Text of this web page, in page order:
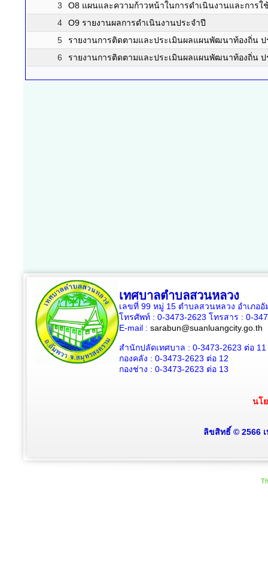
3
O8 แผนและความก้าวหน้าในการดำเนินงานและการ
4
O9 รายงานผลการดำเนินงานประจำปี
5
รายงานการติดตามและประเมินผลแผนพัฒนาท้องถิ่น
6
รายงานการติดตามและประเมินผลแผนพัฒนาท้องถิ่น
เทศบาลตำบลสวนหลวง
เลขที่ 99 หมู่ 15 ตำบลสวนหลวง อำเภอ
โทรศัพท์ : 0-3473-2623 โทรสาร : 0-
E-mail : sarabun@suanluangcity.go.th
สำนักปลัดเทศบาล : 0-3473-2623 ต่อ 11
กองคลัง : 0-3473-2623 ต่อ 12
กองช่าง : 0-3473-2623 ต่อ 13
นโ
ลิขสิทธิ์ © 2566